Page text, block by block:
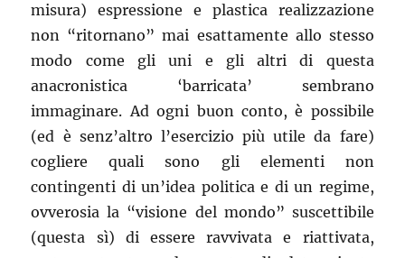
misura) espressione e plastica realizzazione
non “ritornano” mai esattamente allo stesso
modo come gli uni e gli altri di questa
anacronistica ‘barricata’ sembrano
immaginare. Ad ogni buon conto, è possibile
(ed è senz’altro l’esercizio più utile da fare)
cogliere quali sono gli elementi non
contingenti di un’idea politica e di un regime,
ovverosia la “visione del mondo” suscettibile
(questa sì) di essere ravvivata e riattivata,